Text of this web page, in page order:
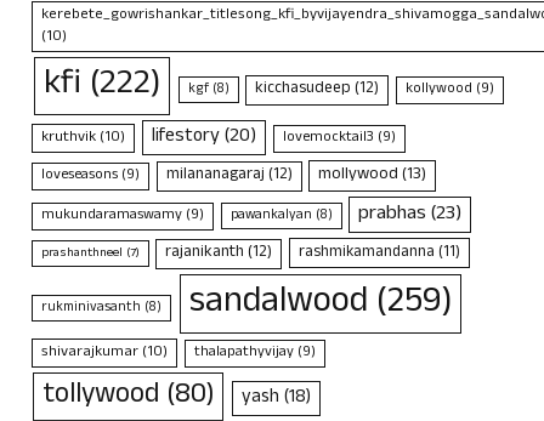
(10)
kfi (222) kgf(8) kicchasudeep(12) kollywood (9)
kruthvik(10) lifestory(20) lovemocktail3 (9)
loveseasons (9) milananagaraj(12) mollywood(13)
mukundaramaswamy (9) pawankalyan (8) prabhas(23)
prashanthneel (7) rajanikanth(12) rashmikamandanna(11)
rukminivasanth (8) sandalwood (259)
shivarajkumar(10) thalapathyvijay(9)
tollywood (80) yash(18)